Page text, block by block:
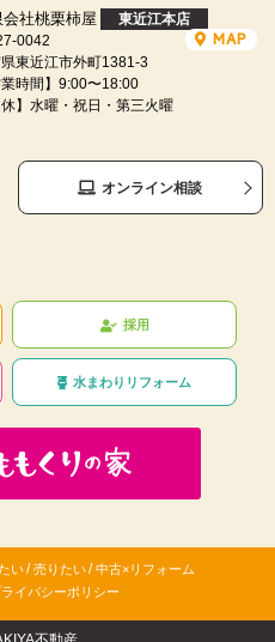
会社桃栗柿屋
東近江本店
0042
東近江市外町1381-3
業時間】9:00〜18:00
休】水曜・祝日・第三火曜
MAP
オンライン相談
採用
水まわりリフォーム
い / 売りたい / 中古×リフォーム
ライバシーポリシー